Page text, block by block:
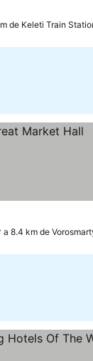
de Keleti Train
a 8.4 km de